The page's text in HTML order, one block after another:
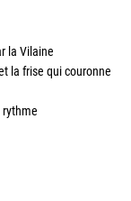
la Vilaine
la frise qui couronne
rythme